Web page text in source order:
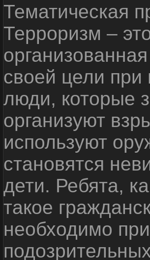
Тематическая
Терроризм –
своей цели
люди, которые
организуют
используют
становятся
дети. Ребята,
такое
необходимо